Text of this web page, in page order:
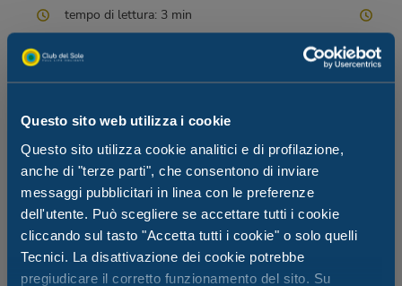
Questo sito web utilizza i cookie
Questo sito utilizza cookie analitici e di profilazione,
anche di "terze parti", che consentono di inviare
messaggi pubblicitari in linea con le preferenze
dell'utente. Può scegliere se accettare tutti i cookie
cliccando sul tasto "Accetta tutti i cookie" o solo quelli
Tecnici. La disattivazione dei cookie potrebbe
pregiudicare il corretto funzionamento del sito. Su
tempo di lettura: 3 min